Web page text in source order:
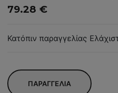
79.28 €
Κατόπιν παραγγελίας
ΠΑΡΑΓΓΕΛΙΑ